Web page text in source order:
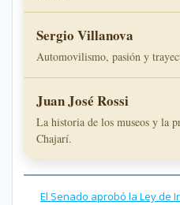
Sergio Villanova
Automovilismo, pasión y
Juan José Rossi
La historia de los museos y la
Chajarí.
El Senado aprobó la Ley de